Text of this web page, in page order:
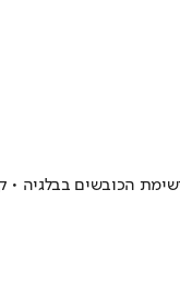
ליאז' - ונותר לבדו במקום